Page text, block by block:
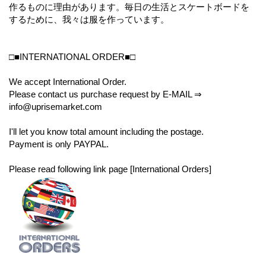
作るものに理由があります。毎日の生活とスケートボードを
するために、我々は服を作っています。
□■INTERNATIONAL ORDER■□
We accept International Order.
Please contact us purchase request by E-MAIL ⇒
info@uprisemarket.com
I'll let you know total amount including the postage.
Payment is only PAYPAL.
Please read following link page [International Orders]